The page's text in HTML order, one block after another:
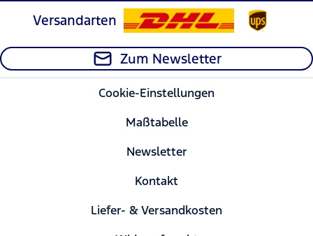
Versandarten
Zum Newsletter
Cookie-Einstellungen
Maßtabelle
Newsletter
Kontakt
Liefer- & Versandkosten